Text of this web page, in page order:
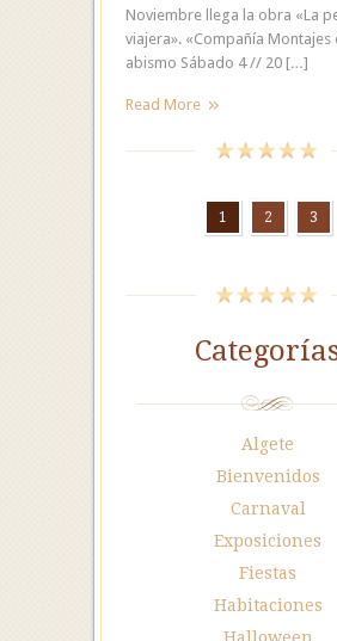
Noviembre llega la obra «La
viajera». «Compañía Montajes
abismo Sábado 4 // 20 […]
Read More
1 2 3
Algete
Bienvenidos
Carnaval
Exposiciones
Fiestas
Habitaciones